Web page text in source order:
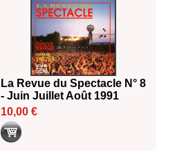
La Revue du Spectacle N° 8
- Juin Juillet Août 1991
10,00 €